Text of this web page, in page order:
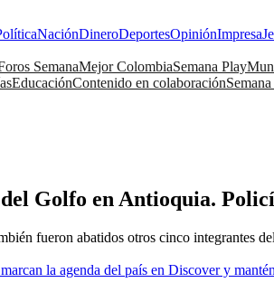
NaciónDineroDeportesOpiniónImpresa
SemanaMejor ColombiaSemana Play
EducaciónContenido en colaboración
Golfo en Antioquia.
fueron abatidos otros cinco integrantes
la agenda del país en Discover y